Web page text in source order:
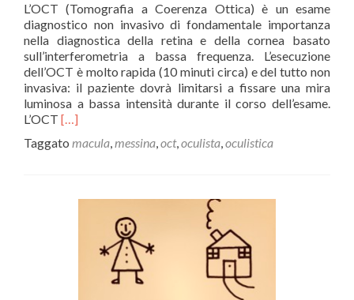
L’OCT (Tomografia a Coerenza Ottica) è un esame
diagnostico non invasivo di fondamentale importanza
nella diagnostica della retina e della cornea basato
sull’interferometria a bassa frequenza. L’esecuzione
dell’OCT è molto rapida (10 minuti circa) e del tutto non
invasiva: il paziente dovrà limitarsi a fissare una mira
luminosa a bassa intensità durante il corso dell’esame.
L’OCT Leggi
piùL’importanza
nella
corneale
[…]
Taggato macula,messina,oct,oculista,oculistica